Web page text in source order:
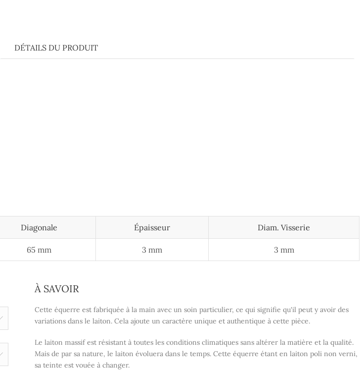
DÉTAILS DU PRODUIT
Diagonale Épaisseur Diam. Visserie
65 mm 3 mm 3 mm
À SAVOIR
Cette équerre est fabriquée à la main avec un soin particulier, ce qui signifie qu'il peut y avoir des
variations dans le laiton. Cela ajoute un caractère unique et authentique à cette pièce.
Le laiton massif est résistant à toutes les conditions climatiques sans altérer la matière et la qualité.
Mais de par sa nature, le laiton évoluera dans le temps. Cette équerre étant en laiton poli non verni,
sa teinte est vouée à changer.